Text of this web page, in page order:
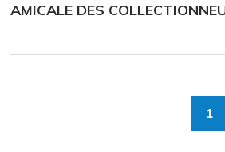
AMICALE DES
1